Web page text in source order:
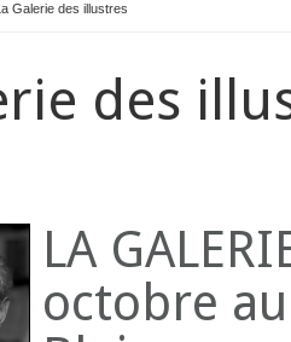
Galerie des illustres
des
LA
octobre